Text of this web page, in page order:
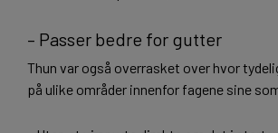
– Passer bedre for gutter
Thun var også overrasket over hvor
på ulike områder innenfor fagene sine